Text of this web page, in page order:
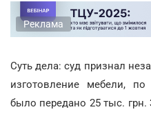
Реклама
Суть дела: суд признал
изготовление мебели,
было передано 25 тыс. грн.